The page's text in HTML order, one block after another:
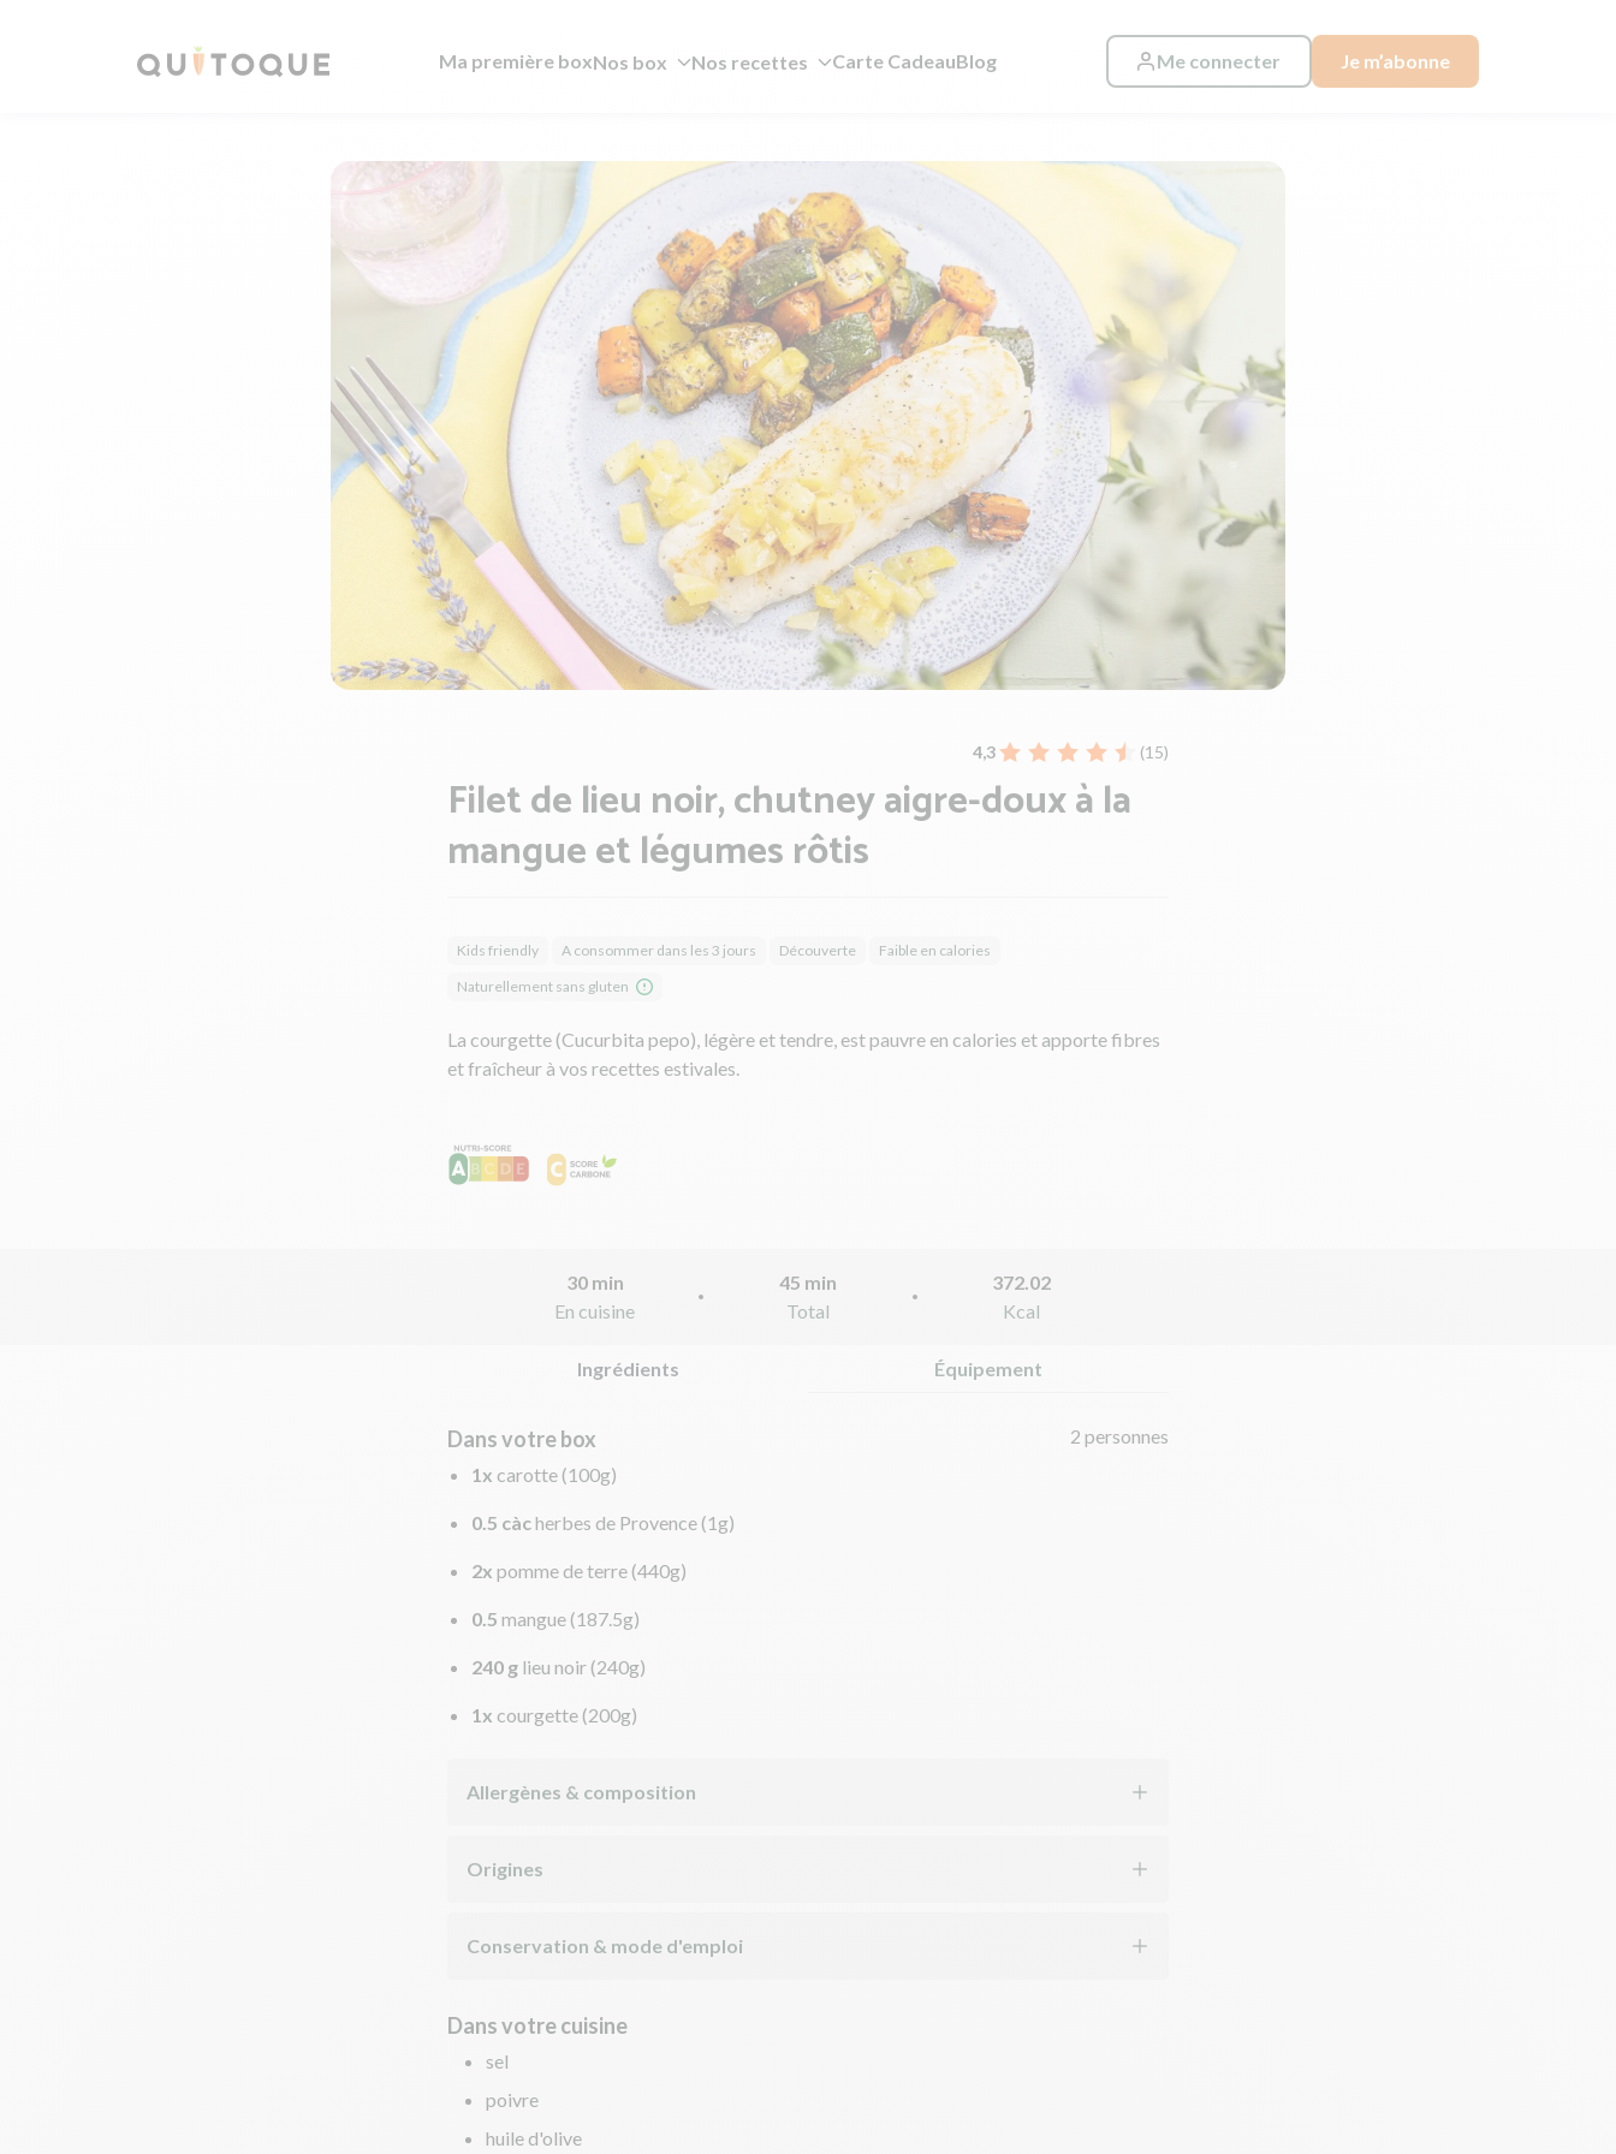
Ma première boxNos box Nos recettes Carte CadeauBlog Me connecter Je m’abonne
4,3 (15)
Filet de lieu noir, chutney aigre-doux à la
mangue et légumes rôtis
Kids friendly A consommer dans les 3 jours Découverte
Faible en calories
Naturellement sans gluten
La courgette (Cucurbita pepo), légère et tendre, est pauvre en calories et apporte fibres
et fraîcheur à vos recettes estivales.
30 min
En cuisine
45 min
Total
372.02
Kcal
Ingrédients Équipement
Dans votre box
2 personnes
1x carotte (100g)
0.5 càcherbes de Provence (1g)
2x pomme de terre (440g)
0.5 mangue (187.5g)
240 g lieu noir (240g)
1x courgette (200g)
Allergènes & composition
Origines
Conservation & mode d'emploi
Dans votre cuisine
sel
poivre
huile d'olive